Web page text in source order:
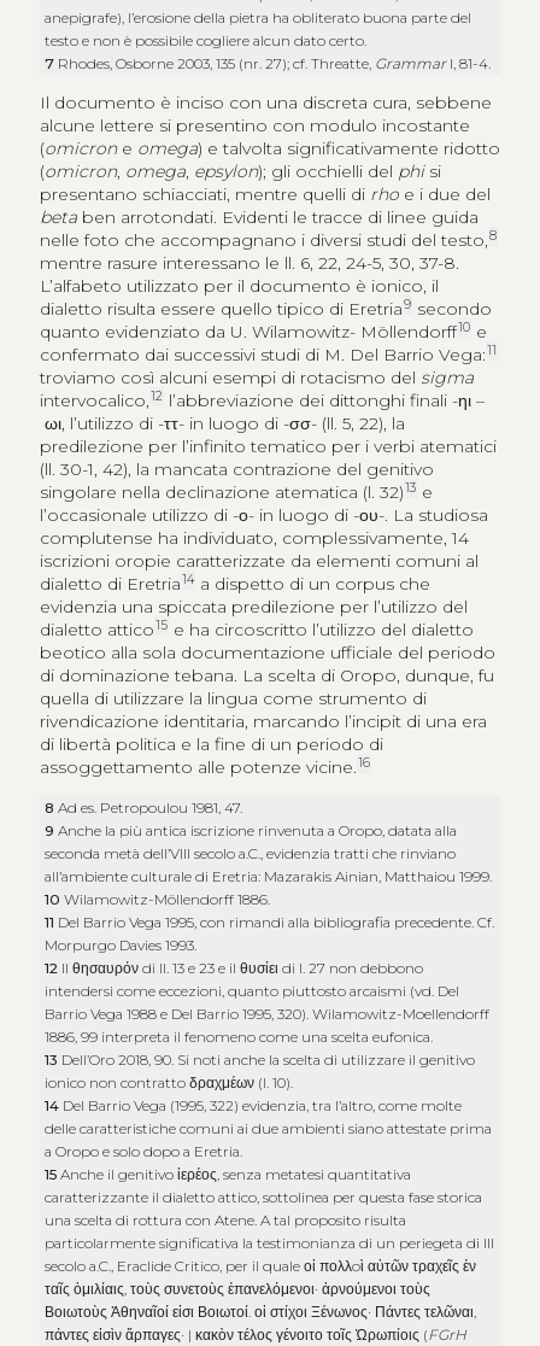
anepigrafe), l’erosione della pietra ha obliterato buona parte del
testo e non è possibile cogliere alcun dato certo.
7 Rhodes, Osborne 2003, 135 (nr. 27); cf. Threatte, Grammar I, 81-4.
Il documento è inciso con una discreta cura, sebbene
alcune lettere si presentino con modulo incostante
(omicrone omega) e talvolta significativamente ridotto
(omicron, omega, epsylon); gli occhielli del phisi
presentano schiacciati, mentre quelli di rhoe i due del
betaben arrotondati. Evidenti le tracce di linee guida
nelle foto che accompagnano i diversi studi del testo,8
mentre rasure interessano le ll. 6, 22, 24-5, 30, 37-8.
L’alfabeto utilizzato per il documento è ionico, il
dialetto risulta essere quello tipico di Eretria9 secondo
quanto evidenziato da U. Wilamowitz- Möllendorff10 e
confermato dai successivi studi di M. Del Barrio Vega:11
troviamo così alcuni esempi di rotacismo del sigma
intervocalico,12 l’abbreviazione dei dittonghi finali -ηι–
ωι, l’utilizzo di -ττ- in luogo di -σσ- (ll. 5, 22), la
predilezione per l’infinito tematico per i verbi atematici
(ll. 30-1, 42), la mancata contrazione del genitivo
singolare nella declinazione atematica (l. 32)13 e
l’occasionale utilizzo di -ο- in luogo di -ου-. La studiosa
complutense ha individuato, complessivamente, 14
iscrizioni oropie caratterizzate da elementi comuni al
dialetto di Eretria14a dispetto di un corpus che
evidenzia una spiccata predilezione per l’utilizzo del
dialetto attico15 e ha circoscritto l’utilizzo del dialetto
beotico alla sola documentazione ufficiale del periodo
di dominazione tebana. La scelta di Oropo, dunque, fu
quella di utilizzare la lingua come strumento di
rivendicazione identitaria, marcando l’incipit di una era
di libertà politica e la fine di un periodo di
assoggettamento alle potenze vicine.16
8Ad es. Petropoulou 1981, 47.
9Anche la più antica iscrizione rinvenuta a Oropo, datata alla
seconda metà dell’VIII secolo a.C., evidenzia tratti che rinviano
all’ambiente culturale di Eretria: Mazarakis Ainian, Matthaiou 1999.
10Wilamowitz-Möllendorff 1886.
11 Del Barrio Vega 1995, con rimandi alla bibliografia precedente. Cf.
Morpurgo Davies 1993.
12 Ilθησαυρόν di ll. 13 e 23 e ilθυσίει di l. 27 non debbono
intendersi come eccezioni, quanto piuttosto arcaismi (vd. Del
Barrio Vega 1988 e Del Barrio 1995, 320). Wilamowitz-Moellendorff
1886, 99 interpreta il fenomeno come una scelta eufonica.
13 Dell’Oro 2018, 90. Si noti anche la scelta di utilizzare il genitivo
ionico non contrattoδραχμέων (l. 10).
14 Del Barrio Vega (1995, 322) evidenzia, tra l’altro, come molte
delle caratteristiche comuni ai due ambienti siano attestate prima
a Oropo e solo dopo a Eretria.
15Anche il genitivoἱερέος , senza metatesi quantitativa
caratterizzante il dialetto attico, sottolinea per questa fase storica
una scelta di rottura con Atene. A tal proposito risulta
particolarmente significativa la testimonianza di un periegeta di III
secolo a.C., Eraclide Critico, per il qualeοἱ πολλoὶ αὐτῶν τραχεῖς ἐν
ταῖς ὁμιλίαις ,τοὺς συνετοὺς ἐπανελόμενοι·ἀρνούμενοι τοὺς
Βοιωτοὺς Ἀθηναῖοί εἰσι Βοιωτοί .οἱ στίχοι Ξένωνος· Πάντες τελῶναι
πάντες εἰσὶν ἅρπαγες· |κακὸν τέλος γένοιτο τοῖς Ὠρωπίοις (FGrH